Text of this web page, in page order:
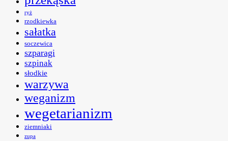
ryż
rzodkiewka
sałatka
soczewica
szparagi
szpinak
słodkie
warzywa
weganizm
wegetarianizm
ziemniaki
zupa